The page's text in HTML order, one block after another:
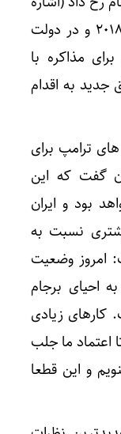
به خروج آمریکا از برجام در نوامبر ۲۰۱۸ و در دولت
مذاکره با
جدید به اقدام
ترامپ برای
گفت که این
بود و ایران
نسبت به
امروز وضعیت
احیای برجام
زیادی
اعتماد ما جلب
و این قطعا